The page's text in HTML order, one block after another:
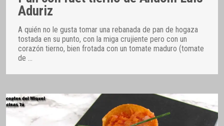
Aduriz
A quién no le gusta tomar una rebanada de pan de hogaza
tostada en su punto, con la miga crujiente pero con un
corazón tierno, bien frotada con un tomate maduro (tomate
de